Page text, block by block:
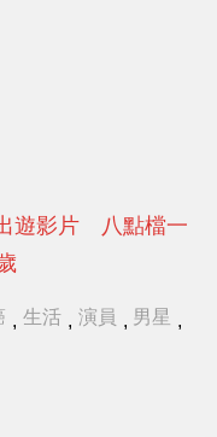
遊影片 八點檔一
, 生活 , 演員 , 男星 ,